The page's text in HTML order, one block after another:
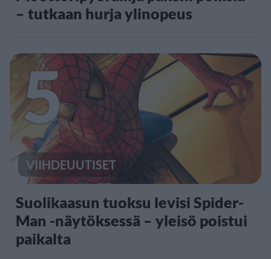
– tutkaan hurja ylinopeus
5
VIIHDEUUTISET
Suolikaasun tuoksu levisi Spider-
Man -näytöksessä – yleisö poistui
paikalta